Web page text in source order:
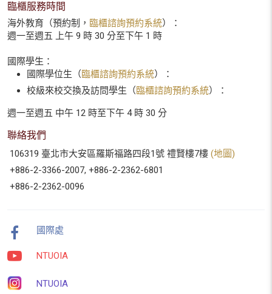
臨櫃服務時間
海外教育（預約制， 臨櫃諮詢預約系統）：
週一至週五 上午 9 時 30 分至下午 1 時
國際學生：
國際學位生（臨櫃諮詢預約系統）：
校級來校交換及訪問學生（臨櫃諮詢預約系統）：
週一至週五 中午 12 時至下午 4 時 30 分
聯絡我們
106319 臺北市大安區羅斯福路四段1號 禮賢樓7樓 (地圖)
+886-2-3366-2007, +886-2-2362-6801
+886-2-2362-0096
國際處
NTUOIA
NTUOIA